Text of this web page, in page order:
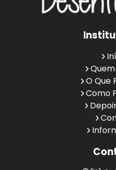
O Que
Como